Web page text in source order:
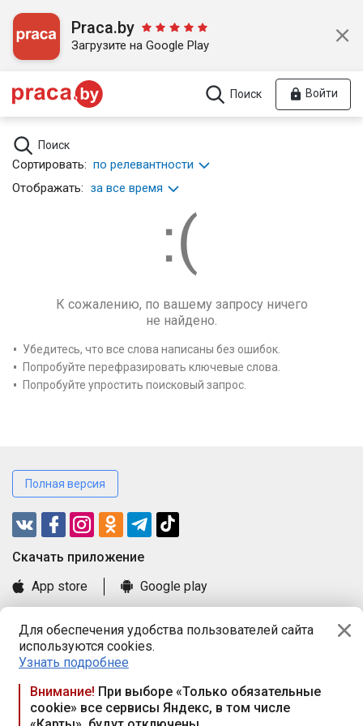
Для обеспечения удобства пользователей сайта
используются cookies.
Узнать подробнее
Внимание! При выборе «Только обязательные
cookie» все сервисы Яндекс, в том числе
Praca.by
Загрузите на Google Play
Поиск Войти
Поиск
Сортировать: по релевантности
Отображать: за все время
К сожалению, по вашему запросу ничего
не найдено.
Убедитесь, что все слова написаны без ошибок.
Попробуйте перефразировать ключевые слова.
Попробуйте упростить поисковый запрос.
Полная версия
Cкачать приложение
App store
Google play
Книга замечаний и предложений
Правила и документы
Praca.by © 2000—2026, ООО «ПРАЦА БАЙ»
Республика Беларусь, 220114, г. Минск, пр-т Независимости
117а, пом. № 9.